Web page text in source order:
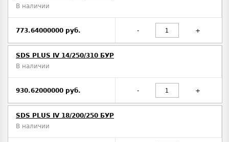
В наличии
773.64000000 руб. - +
SDS PLUS IV 14/250/310 БУР
В наличии
930.62000000 руб. - +
SDS PLUS IV 18/200/250 БУР
В наличии